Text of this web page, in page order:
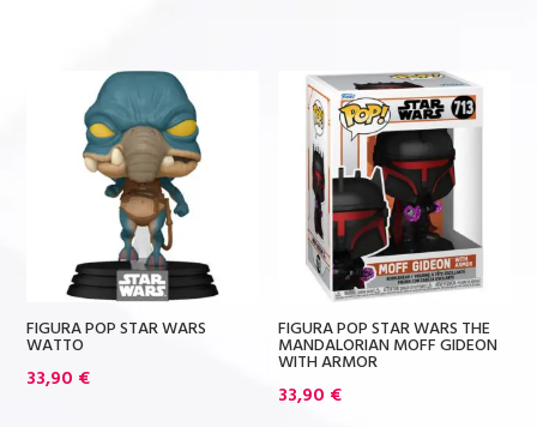
FIGURA POP STAR WARS
WATTO
33,90 €
FIGURA POP STAR WARS THE
MANDALORIAN MOFF GIDEON
WITH ARMOR
33,90 €